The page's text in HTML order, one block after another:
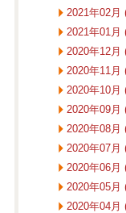
2021年02月
2021年01月
2020年12月
2020年11月
2020年10月
2020年09月
2020年08月
2020年07月
2020年06月
2020年05月
2020年04月